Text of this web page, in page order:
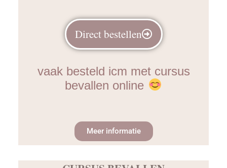
Direct bestellen
vaak besteld icm met cursus
bevallen online
Meer informatie